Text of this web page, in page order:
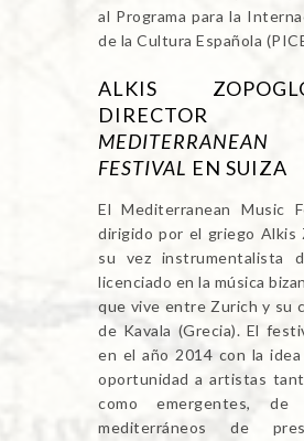
al Programa para la
de la Cultura Española
ALKIS
FESTIVAL EN SUIZA
El Mediterranean Music
dirigido por el griego Alkis
su vez instrumentalista
licenciado en la música
que vive entre Zurich y su
de Kavala (Grecia). El
en el año 2014 con la
oportunidad a artistas
como emergentes, de
mediterráneos de